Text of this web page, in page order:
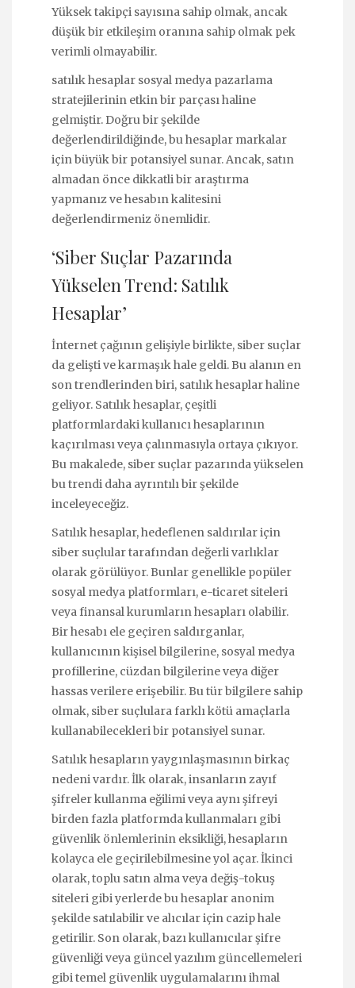
Yüksek takipçi sayısına sahip olmak, ancak
düşük bir etkileşim oranına sahip olmak pek
verimli olmayabilir.
satılık hesaplar sosyal medya pazarlama
stratejilerinin etkin bir parçası haline
gelmiştir. Doğru bir şekilde
değerlendirildiğinde, bu hesaplar markalar
için büyük bir potansiyel sunar. Ancak, satın
almadan önce dikkatli bir araştırma
yapmanız ve hesabın kalitesini
değerlendirmeniz önemlidir.
‘Siber Suçlar Pazarında
Yükselen Trend: Satılık
Hesaplar’
İnternet çağının gelişiyle birlikte, siber suçlar
da gelişti ve karmaşık hale geldi. Bu alanın en
son trendlerinden biri, satılık hesaplar haline
geliyor. Satılık hesaplar, çeşitli
platformlardaki kullanıcı hesaplarının
kaçırılması veya çalınmasıyla ortaya çıkıyor.
Bu makalede, siber suçlar pazarında yükselen
bu trendi daha ayrıntılı bir şekilde
inceleyeceğiz.
Satılık hesaplar, hedeflenen saldırılar için
siber suçlular tarafından değerli varlıklar
olarak görülüyor. Bunlar genellikle popüler
sosyal medya platformları, e-ticaret siteleri
veya finansal kurumların hesapları olabilir.
Bir hesabı ele geçiren saldırganlar,
kullanıcının kişisel bilgilerine, sosyal medya
profillerine, cüzdan bilgilerine veya diğer
hassas verilere erişebilir. Bu tür bilgilere sahip
olmak, siber suçlulara farklı kötü amaçlarla
kullanabilecekleri bir potansiyel sunar.
Satılık hesapların yaygınlaşmasının birkaç
nedeni vardır. İlk olarak, insanların zayıf
şifreler kullanma eğilimi veya aynı şifreyi
birden fazla platformda kullanmaları gibi
güvenlik önlemlerinin eksikliği, hesapların
kolayca ele geçirilebilmesine yol açar. İkinci
olarak, toplu satın alma veya değiş-tokuş
siteleri gibi yerlerde bu hesaplar anonim
şekilde satılabilir ve alıcılar için cazip hale
getirilir. Son olarak, bazı kullanıcılar şifre
güvenliği veya güncel yazılım güncellemeleri
gibi temel güvenlik uygulamalarını ihmal